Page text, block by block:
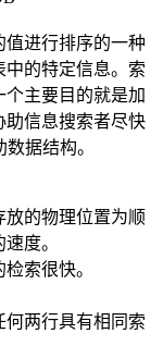
值进行排序的一种
的特定信息。索
主要目的就是加
助信息搜索者尽快
据结构。
的物理位置为顺
度。
索很快。
何两行具有相同索